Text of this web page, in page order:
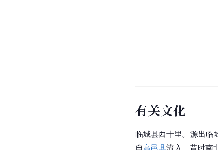
有关文化
临城县西十里。源出临
自高邑县流入。昔时南